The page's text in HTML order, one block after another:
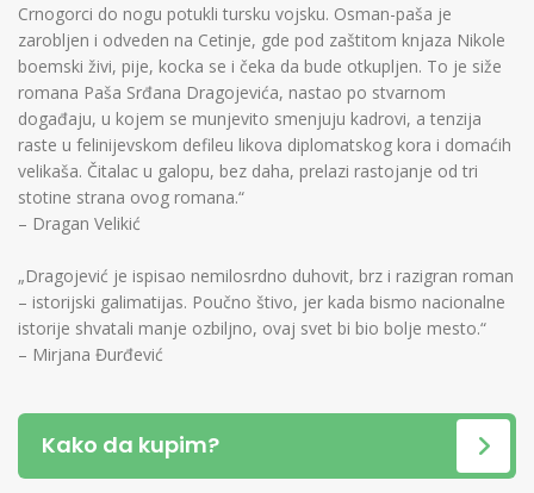
Crnogorci do nogu potukli tursku vojsku. Osman-paša je
zarobljen i odveden na Cetinje, gde pod zaštitom knjaza Nikole
boemski živi, pije, kocka se i čeka da bude otkupljen. To je siže
romana Paša Srđana Dragojevića, nastao po stvarnom
događaju, u kojem se munjevito smenjuju kadrovi, a tenzija
raste u felinijevskom defileu likova diplomatskog kora i domaćih
velikaša. Čitalac u galopu, bez daha, prelazi rastojanje od tri
stotine strana ovog romana.“
– Dragan Velikić
„Dragojević je ispisao nemilosrdno duhovit, brz i razigran roman
– istorijski galimatijas. Poučno štivo, jer kada bismo nacionalne
istorije shvatali manje ozbiljno, ovaj svet bi bio bolje mesto.“
– Mirjana Đurđević
Kako da kupim?